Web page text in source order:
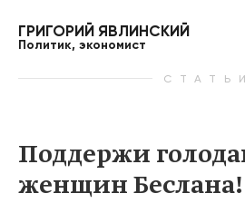
ГРИГОРИЙ ЯВЛИНСКИЙ
Политик, экономист
Поддержи
женщин Беслана!